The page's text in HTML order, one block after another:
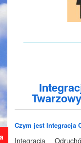
Czym jest Integracja
Integracja